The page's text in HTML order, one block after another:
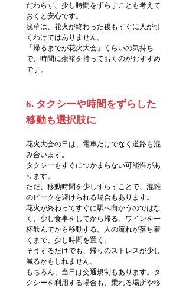
だわらず、少し時間をずらすことも考えて
おくと安心です。
浅草は、花火が終わった後もすぐに人が引
くわけではありません。
「帰るまでが花火大会」くらいの気持ち
で、時間に余裕を持っておくのがおすすめ
です。
6. タクシーや時間をずらした
移動も選択肢に
花火大会の日は、電車だけでなく道路も混
み合います。
タクシーもすぐにつかまらない可能性があ
ります。
ただ、移動時間を少しずらすことで、混雑
のピークを避けられる場合もあります。
花火が終わってすぐに駅へ向かうのではな
く、少し食事をしてから帰る。ワインを一
杯飲んでから移動する。人の流れが落ち着
くまで、少し時間を置く。
そうするだけでも、帰りのストレスが少し
減るかもしれません。
もちろん、当日は交通規制もあります。タ
クシーを利用する場合も、乗れる場所や移